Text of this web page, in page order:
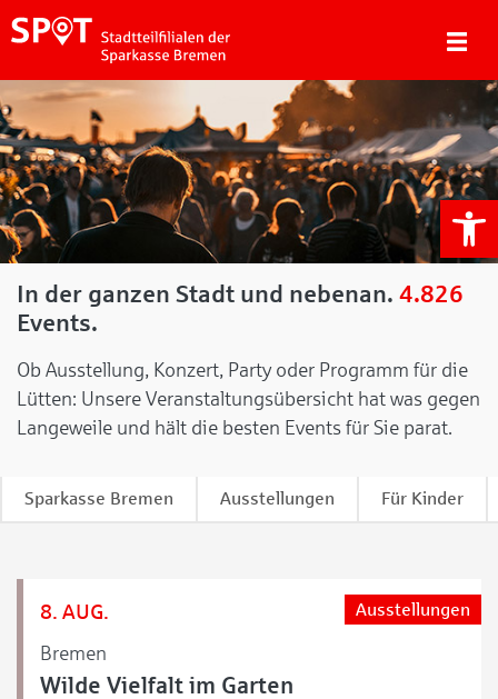
In der ganzen Stadt und nebenan. 4.826
Events.
Ob Ausstellung, Konzert, Party oder Programm für die
Lütten: Unsere Veranstaltungsübersicht hat was gegen
Langeweile und hält die besten Events für Sie parat.
Sparkasse Bremen Ausstellungen Für Kinder
8. AUG.
Bremen
Ausstellungen
Wilde Vielfalt im Garten